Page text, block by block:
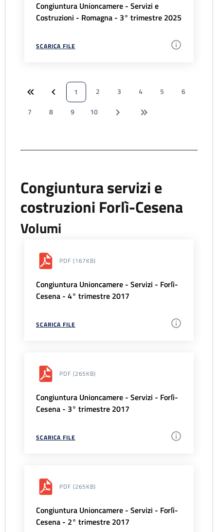
Congiuntura Unioncamere - Servizi e
Costruzioni - Romagna - 3° trimestre 2025
SCARICA FILE
1 2 3 4 5
6
7
8 9 10
Congiuntura servizi e
costruzioni Forlì-Cesena
Volumi
PDF (167KB)
Congiuntura Unioncamere - Servizi - Forlì-
Cesena - 4° trimestre 2017
SCARICA FILE
PDF (265KB)
Congiuntura Unioncamere - Servizi - Forlì-
Cesena - 3° trimestre 2017
SCARICA FILE
PDF (265KB)
Congiuntura Unioncamere - Servizi - Forlì-
Cesena - 2° trimestre 2017